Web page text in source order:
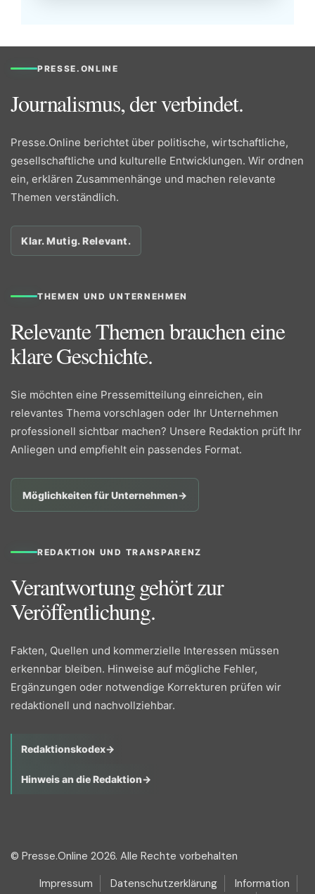
PRESSE.ONLINE
Journalismus, der verbindet.
Presse.Online berichtet über politische, wirtschaftliche,
gesellschaftliche und kulturelle Entwicklungen. Wir ordnen
ein, erklären Zusammenhänge und machen relevante
Themen verständlich.
Klar. Mutig. Relevant.
THEMEN UND UNTERNEHMEN
Relevante Themen brauchen eine
klare Geschichte.
Sie möchten eine Pressemitteilung einreichen, ein
relevantes Thema vorschlagen oder Ihr Unternehmen
professionell sichtbar machen? Unsere Redaktion prüft Ihr
Anliegen und empfiehlt ein passendes Format.
Möglichkeiten für Unternehmen→
REDAKTION UND TRANSPARENZ
Verantwortung gehört zur
Veröffentlichung.
Fakten, Quellen und kommerzielle Interessen müssen
erkennbar bleiben. Hinweise auf mögliche Fehler,
Ergänzungen oder notwendige Korrekturen prüfen wir
redaktionell und nachvollziehbar.
Redaktionskodex→
Hinweis an die Redaktion→
© Presse.Online 2026. Alle Rechte vorbehalten
Impressum
Datenschutzerklärung
Information